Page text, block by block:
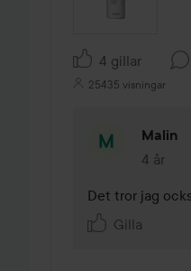
4 gillar
25435 visningar
Malin
4 år
Det tror jag
Gilla